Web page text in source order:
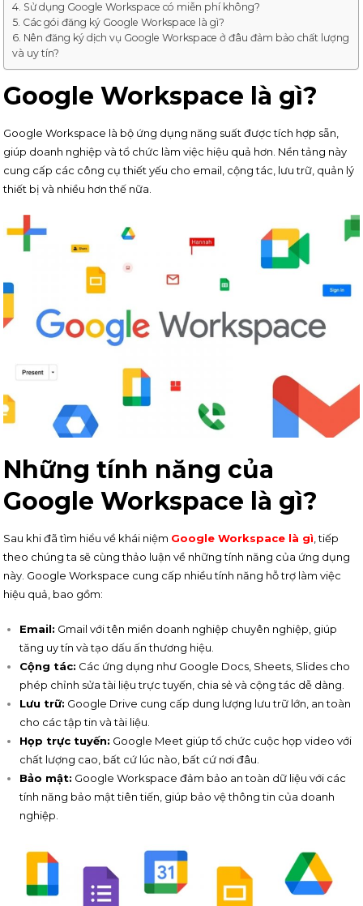
Sử dụng Google Workspace có miễn phí không?
Các gói đăng ký Google Workspace là gì?
Nên đăng ký dịch vụ Google Workspace ở đâu đảm bảo chất lượng
và uy tín?
Google Workspace là gì?
Google Workspace là bộ ứng dụng năng suất được tích hợp sẵn,
giúp doanh nghiệp và tổ chức làm việc hiệu quả hơn. Nền tảng này
cung cấp các công cụ thiết yếu cho email, cộng tác, lưu trữ, quản lý
thiết bị và nhiều hơn thế nữa.
Những tính năng của
Google Workspace là gì?
Sau khi đã tìm hiểu về khái niệm Google Workspace là gì , tiếp
theo chúng ta sẽ cùng thảo luận về những tính năng của ứng dụng
này. Google Workspace cung cấp nhiều tính năng hỗ trợ làm việc
hiệu quả, bao gồm:
Email: Gmail với tên miền doanh nghiệp chuyên nghiệp, giúp
tăng uy tín và tạo dấu ấn thương hiệu.
Cộng tác: Các ứng dụng như Google Docs, Sheets, Slides cho
phép chỉnh sửa tài liệu trực tuyến, chia sẻ và cộng tác dễ dàng.
Lưu trữ: Google Drive cung cấp dung lượng lưu trữ lớn, an toàn
cho các tập tin và tài liệu.
Họp trực tuyến: Google Meet giúp tổ chức cuộc họp video với
chất lượng cao, bất cứ lúc nào, bất cứ nơi đâu.
Bảo mật: Google Workspace đảm bảo an toàn dữ liệu với các
tính năng bảo mật tiên tiến, giúp bảo vệ thông tin của doanh
nghiệp.